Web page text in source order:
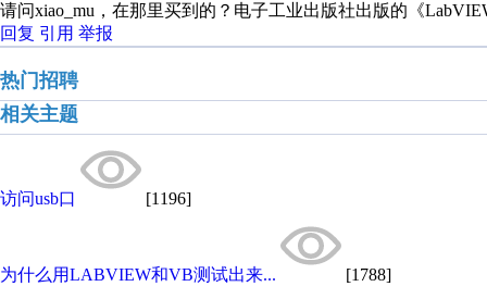
请问xiao_mu，在那里买到的？电子工业出版社出版的《
回复 引用 举报
热门招聘
相关主题
访问usb口 [1196]
为什么用LABVIEW和VB测试出来... [1788]